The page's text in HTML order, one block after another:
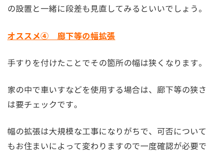
の設置と一緒に段差も見直してみるといいでしょう。
オススメ④ 廊下等の幅拡張
手すりを付けたことでその箇所の幅は狭くなります。
家の中で車いすなどを使用する場合は、廊下等の狭さ
は要チェックです。
幅の拡張は大規模な工事になりがちで、可否について
もお住まいによって変わりますので一度確認が必要で